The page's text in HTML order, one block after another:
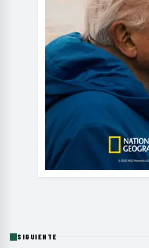
SIGUIENTE